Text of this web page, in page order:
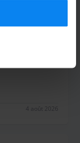
à tout
notrePolitique
4 août 2026